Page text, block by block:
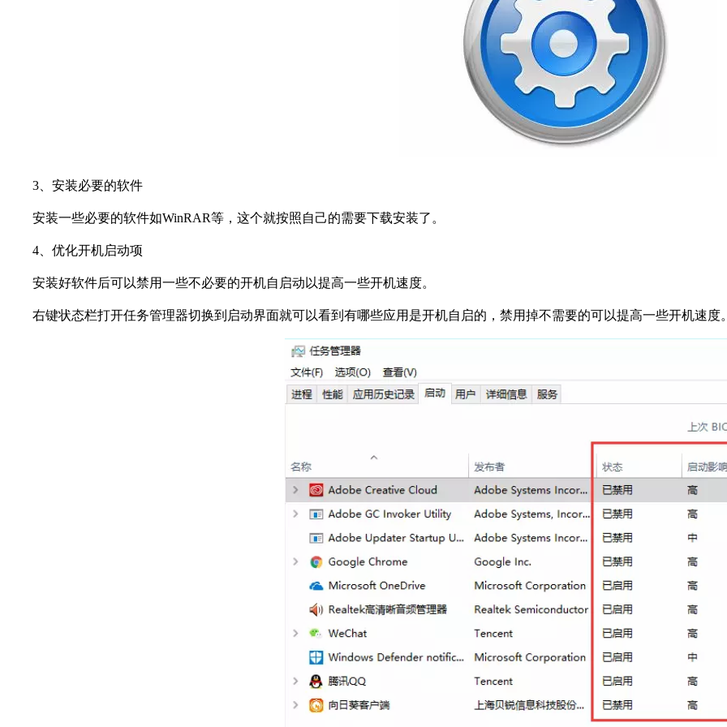
3、安装必要的软件
安装一些必要的软件如WinRAR等，这个就按照自己的需要下载安装了。
4、优化开机启动项
安装好软件后可以禁用一些不必要的开机自启动以提高一些开机速度。
右键状态栏打开任务管理器切换到启动界面就可以看到有哪些应用是开机自启的，禁用掉不需要的可以提高一些开机速度